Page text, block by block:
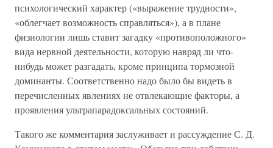
психологический характер («выражение трудности»,
«облегчает возможность справляться»), а в плане
физиологии лишь ставит загадку «противоположного»
вида нервной деятельности, которую навряд ли что-
нибудь может разгадать, кроме принципа тормозной
доминанты. Соответственно надо было бы видеть в
перечисленных явлениях не отвлекающие факторы, а
проявления ультрапарадоксальных состояний.
Такого же комментария заслуживает и рассуждение С. Д.